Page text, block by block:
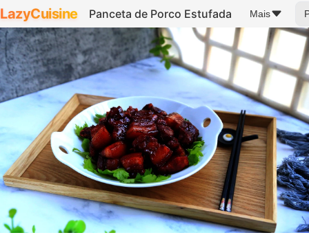
LazyCuisine Panceta de Porco Estufada Mais